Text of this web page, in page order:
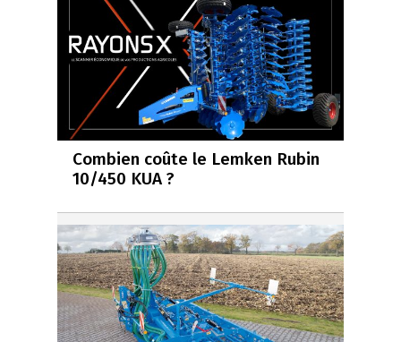
Combien coûte le Lemken Rubin
10/450 KUA ?